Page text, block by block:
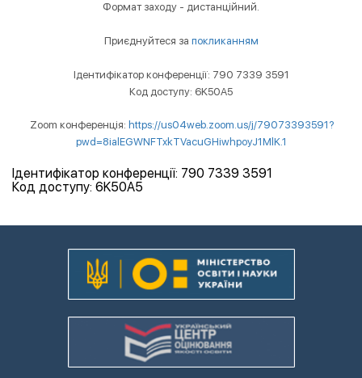
Формат заходу - дистанційний.
Приєднуйтеся за покликанням
Ідентифікатор конференції: 790 7339 3591
Код доступу: 6K50A5
Zoom конференція: https://us04web.zoom.us/j/79073393591?
pwd=8ialEGWNFTxkTVacuGHiwhpoyJ1MlK.1
Ідентифікатор конференції: 790 7339 3591
Код доступу: 6K50A5